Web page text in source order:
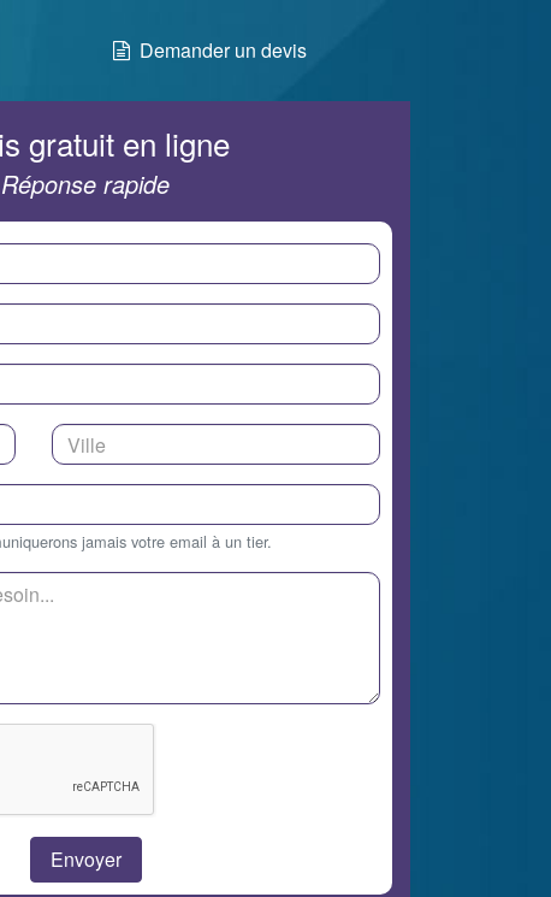
Demander un devis
gratuit en ligne
Réponse rapide
jamais votre email à un tier.